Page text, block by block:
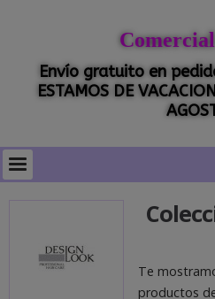
Envío gratuito en
ESTAMOS DE
Te
productos